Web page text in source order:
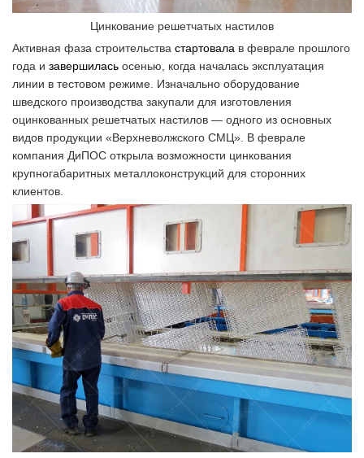
Цинкование решетчатых настилов
Активная фаза строительства стартовала в феврале прошлого
года и завершилась осенью, когда началась эксплуатация
линии в тестовом режиме. Изначально оборудование
шведского производства закупали для изготовления
оцинкованных решетчатых настилов — одного из основных
видов продукции «Верхневолжского СМЦ». В феврале
компания ДиПОС открыла возможности цинкования
крупногабаритных металлоконструкций для сторонних
клиентов.